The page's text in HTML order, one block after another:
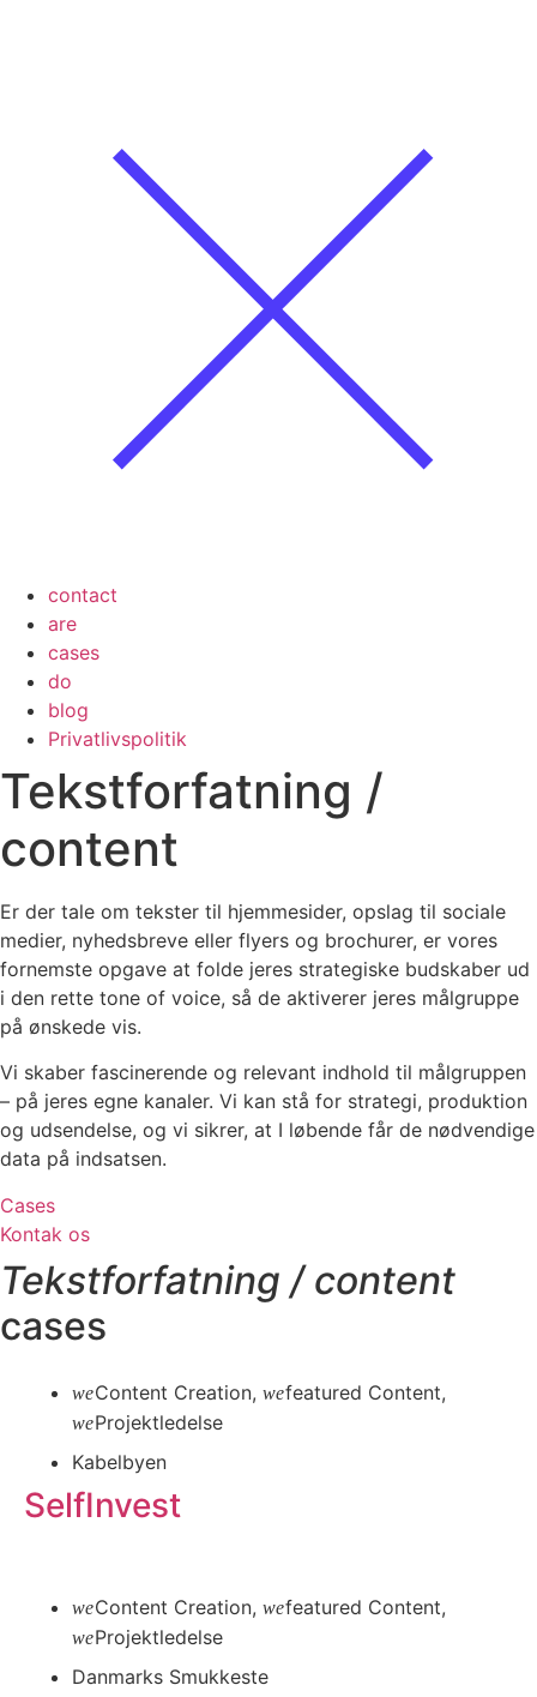
contact
are
cases
do
blog
Privatlivspolitik
Tekstforfatning /
content
Er der tale om tekster til hjemmesider, opslag til sociale
medier, nyhedsbreve eller flyers og brochurer, er vores
fornemste opgave at folde jeres strategiske budskaber ud
i den rette tone of voice, så de aktiverer jeres målgruppe
på ønskede vis.
Vi skaber fascinerende og relevant indhold til målgruppen
– på jeres egne kanaler. Vi kan stå for strategi, produktion
og udsendelse, og vi sikrer, at I løbende får de nødvendige
data på indsatsen.
Cases
Kontak os
Tekstforfatning / content
cases
Content Creation, featured Content,
Projektledelse
Kabelbyen
SelfInvest
Content Creation, featured Content,
Projektledelse
Danmarks Smukkeste